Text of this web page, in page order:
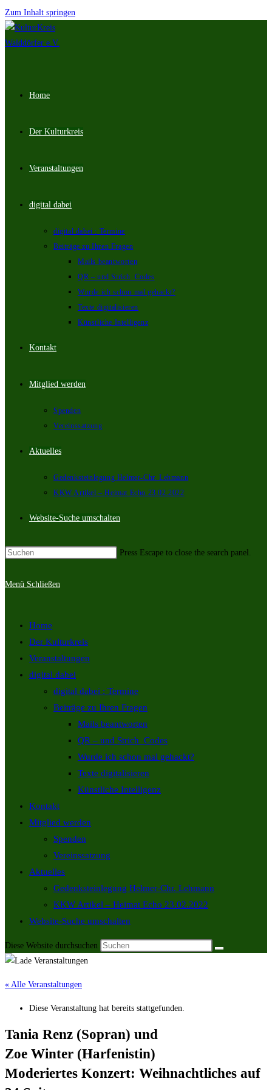
Zum Inhalt springen
Home
Der Kulturkreis
Veranstaltungen
digital dabei
digital dabei : Termine
Beiträge zu Ihren Fragen
Mails beantworten
QR – und Strich_Codes
Wurde ich schon mal gehackt?
Texte digitalisieren
Künstliche Intelligenz
Kontakt
Mitglied werden
Spenden
Vereinssatzung
Aktuelles
Gedenksteinlegung Helmer-Chr. Lehmann
KKW Artikel – Heimat Echo 23.02.2022
Website-Suche umschalten
Press Escape to close the search panel.
Menü Schließen
Home
Der Kulturkreis
Veranstaltungen
digital dabei
digital dabei : Termine
Beiträge zu Ihren Fragen
Mails beantworten
QR – und Strich_Codes
Wurde ich schon mal gehackt?
Texte digitalisieren
Künstliche Intelligenz
Kontakt
Mitglied werden
Spenden
Vereinssatzung
Aktuelles
Gedenksteinlegung Helmer-Chr. Lehmann
KKW Artikel – Heimat Echo 23.02.2022
Website-Suche umschalten
Diese Website durchsuchen
« Alle Veranstaltungen
Diese Veranstaltung hat bereits stattgefunden.
Tania Renz (Sopran) und
Zoe Winter (Harfenistin)
Moderiertes Konzert: Weihnachtliches auf